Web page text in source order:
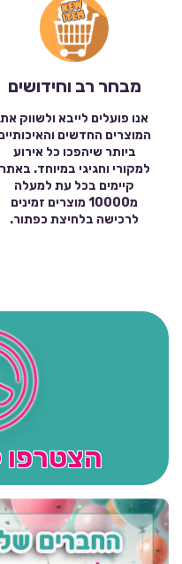
מבחר רב וחידושים
אנו פועלים לייבא ולשווק את
המוצרים החדשים
ביותר שיהפכו כל אירוע
למקורי וחגיגי במיוחד. באתר
קיימים בכל עת למעלה
מ10000 מוצרים זמינים
לרכישה בלחיצת כפתור.
הצטרפו